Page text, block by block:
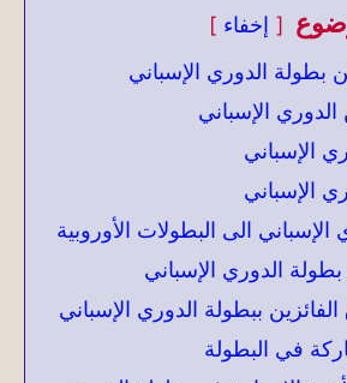
إخفاء
بطولة الدوري الإسباني
الإسباني
الإسباني
الإسباني
الإسباني الى البطولات الأوروبية
الدوري الإسباني
ببطولة الدوري الإسباني
في البطولة